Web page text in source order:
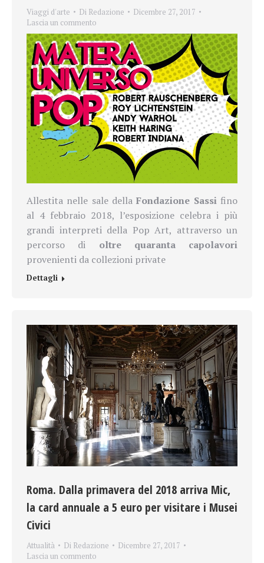
Viaggi d'arte Di Redazione
Dicembre 27, 2017
Lascia un commento
Allestita nelle sale dellaFondazione Sassifino
al 4 febbraio 2018, l’esposizione celebra i più
grandi interpreti della Pop Art, attraverso un
percorso di oltre quaranta capolavori
provenienti da collezioni private
Dettagli
Roma. Dalla primavera del 2018 arriva Mic,
la card annuale a 5 euro per visitare i Musei
Civici
Attualità Di Redazione
Dicembre 27, 2017
Lascia un commento